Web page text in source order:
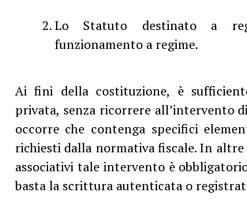
Lo Statuto destinato a
funzionamento a regime.
Ai fini della costituzione, è
privata, senza ricorrere all’intervento
occorre che contenga specifici
richiesti dalla normativa fiscale.In altre
associativi tale intervento è
basta la scrittura autenticata o